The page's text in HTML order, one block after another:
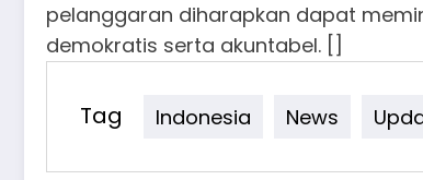
pelanggaran diharapkan dapat
demokratis serta akuntabel. []
Tag Indonesia News